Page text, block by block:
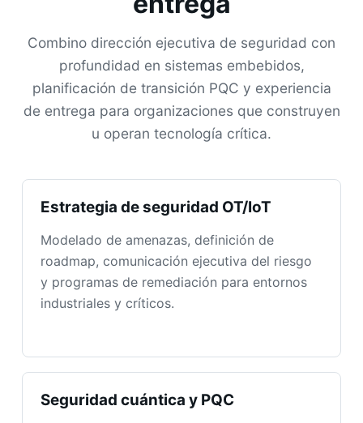
Combino dirección ejecutiva de seguridad con
profundidad en sistemas embebidos,
planificación de transición PQC y experiencia
de entrega para organizaciones que construyen
u operan tecnología crítica.
Estrategia de seguridad OT/IoT
Modelado de amenazas, definición de
roadmap, comunicación ejecutiva del riesgo
y programas de remediación para entornos
industriales y críticos.
Seguridad cuántica y PQC